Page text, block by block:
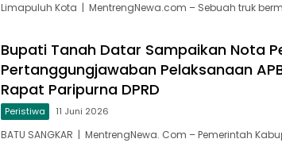
Limapuluh Kota | MentrengNewa.com – Sebuah truk
Bupati Tanah Datar Sampaikan Nota
Pertanggungjawaban Pelaksanaan
Rapat Paripurna DPRD
Peristiwa 11 Juni 2026
BATU SANGKAR | MentrengNewa. Com – Pemerintah